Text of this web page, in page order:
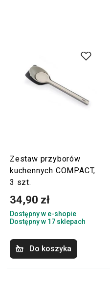
Zestaw przyborów
kuchennych COMPACT,
3 szt.
34,90 zł
Dostępny w e-shopie
Dostępny w 17 sklepach
Do koszyka